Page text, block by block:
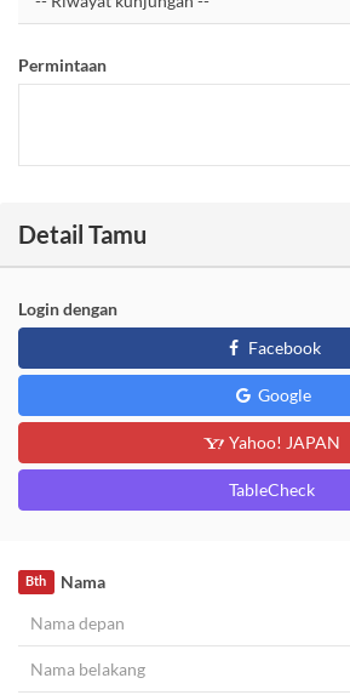
Permintaan
Detail Tamu
Login dengan
Facebook
Google
Yahoo! JAPAN
TableCheck
Nama
Bth